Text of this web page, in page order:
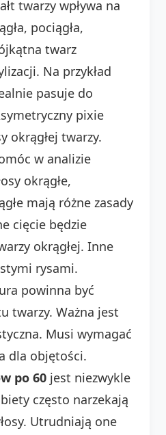
twarzy wpływa na
pociągła,
twarz
Na przykład
pasuje do
pixie
okrągłej twarzy.
w analizie
okrągłe,
mają różne zasady
cięcie będzie
okrągłej. Inne
rysami.
powinna być
twarzy. Ważna jest
Musi wymagać
dla objętości.
po 60 jest niezwykle
często narzekają
Utrudniają one